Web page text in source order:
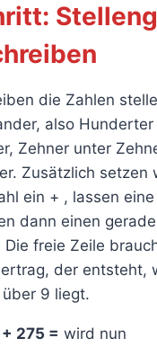
die Zahlen
also
Zehner unter
Zusätzlich setzen
ein + , lassen
dann einen
Die freie Zeile
der entsteht,
über 9 liegt.
275 = wird nun